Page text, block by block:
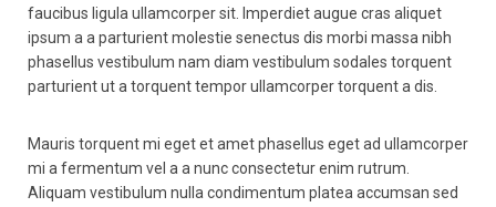
faucibus ligula ullamcorper sit. Imperdiet augue cras aliquet
ipsum a a parturient molestie senectus dis morbi massa nibh
phasellus vestibulum nam diam vestibulum sodales torquent
parturient ut a torquent tempor ullamcorper torquent a dis.
Mauris torquent mi eget et amet phasellus eget ad ullamcorper
mi a fermentum vel a a nunc consectetur enim rutrum.
Aliquam vestibulum nulla condimentum platea accumsan sed